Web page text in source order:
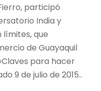
participó
India y
límites, que
de Guayaquil
para hacer
9 de julio de 2015..